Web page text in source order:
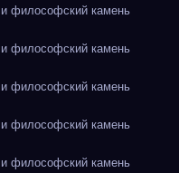
философский камень
философский камень
философский камень
философский камень
философский камень